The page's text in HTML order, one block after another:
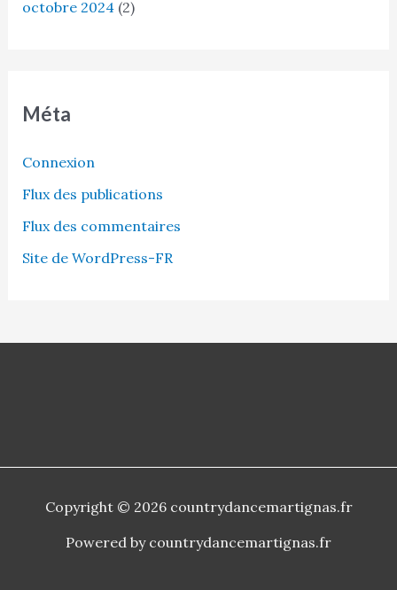
octobre 2024(2)
Méta
Connexion
Flux des publications
Flux des commentaires
Site de WordPress-FR
Copyright © 2026 countrydancemartignas.fr
Powered by countrydancemartignas.fr